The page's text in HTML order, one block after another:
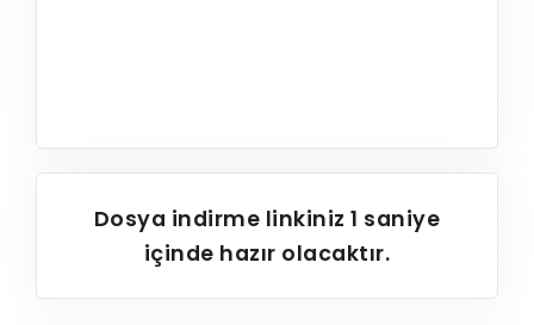
Dosya indirme linkiniz1 saniye
içinde hazır olacaktır.